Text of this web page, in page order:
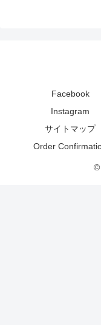
Facebook
Instagram
サイトマップ
Order
©